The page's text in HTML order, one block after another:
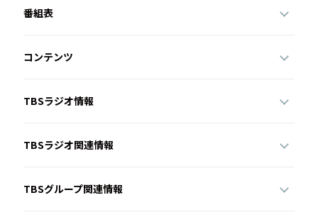
番組表
コンテンツ
TBSラジオ情報
TBSラジオ関連情報
TBSグループ関連情報